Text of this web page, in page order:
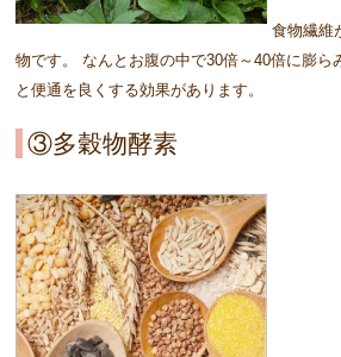
食物繊維
物です。 なんとお腹の中で30倍～40倍に膨ら
と便通を良くする効果があります。
③多穀物酵素